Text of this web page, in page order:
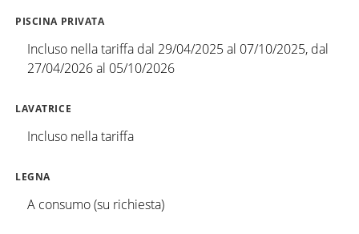
PISCINA PRIVATA
Incluso nella tariffa dal 29/04/2025 al 07/10/2025, dal
27/04/2026 al 05/10/2026
LAVATRICE
Incluso nella tariffa
LEGNA
A consumo (su richiesta)